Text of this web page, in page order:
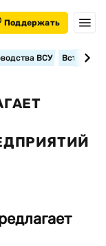
Поддержать
ВСУ